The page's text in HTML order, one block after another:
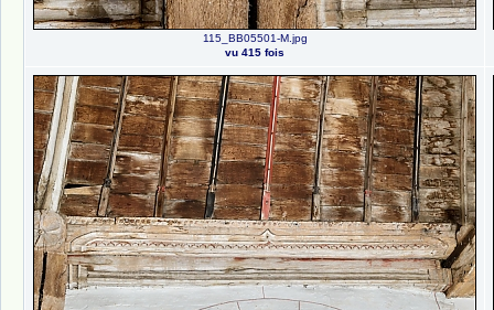
115_BB05501-M.jpg
vu 415 fois